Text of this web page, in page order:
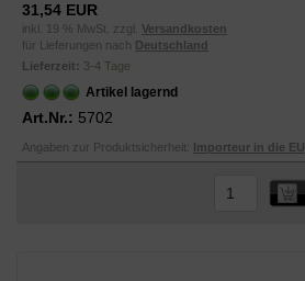
31,54 EUR
inkl. 19 % MwSt. zzgl. Versandkosten
für Lieferungen nach Deutschland
Lieferzeit: 3-4 Tage
Artikel lagernd
Art.Nr.: 5702
Angaben zur Produktsicherheit: Importeur in die EU